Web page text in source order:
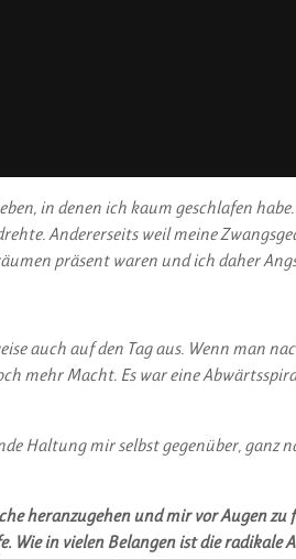
in denen ich kaum geschlafen
Andererseits weil meine
präsent waren und ich daher
auch auf den Tag aus. Wenn man
mehr Macht. Es war eine
Haltung mir selbst gegenüber,
heranzugehen und mir vor Augen
Wie in vielen Belangen ist die